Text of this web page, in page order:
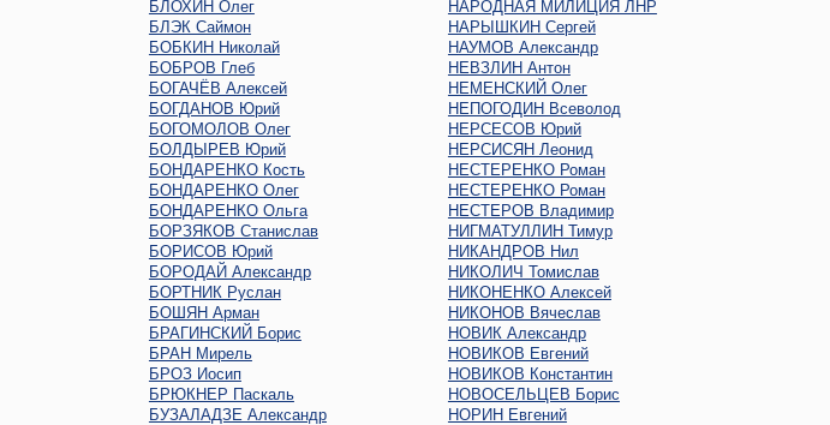
БЛОХИН Олег
НАРОДНАЯ МИЛИЦИЯ ЛНР
БЛЭК Саймон
НАРЫШКИН Сергей
БОБКИН Николай
НАУМОВ Александр
БОБРОВ Глеб
НЕВЗЛИН Антон
БОГАЧЁВ Алексей
НЕМЕНСКИЙ Олег
БОГДАНОВ Юрий
НЕПОГОДИН Всеволод
БОГОМОЛОВ Олег
НЕРСЕСОВ Юрий
БОЛДЫРЕВ Юрий
НЕРСИСЯН Леонид
БОНДАРЕНКО Кость
НЕСТЕРЕНКО Роман
БОНДАРЕНКО Олег
НЕСТЕРЕНКО Роман
БОНДАРЕНКО Ольга
НЕСТЕРОВ Владимир
БОРЗЯКОВ Станислав
НИГМАТУЛЛИН Тимур
БОРИСОВ Юрий
НИКАНДРОВ Нил
БОРОДАЙ Александр
НИКОЛИЧ Томислав
БОРТНИК Руслан
НИКОНЕНКО Алексей
БОШЯН Арман
НИКОНОВ Вячеслав
БРАГИНСКИЙ Борис
НОВИК Александр
БРАН Мирель
НОВИКОВ Евгений
БРОЗ Иосип
НОВИКОВ Константин
БРЮКНЕР Паскаль
НОВОСЕЛЬЦЕВ Борис
БУЗАЛАДЗЕ Александр
НОРИН Евгений